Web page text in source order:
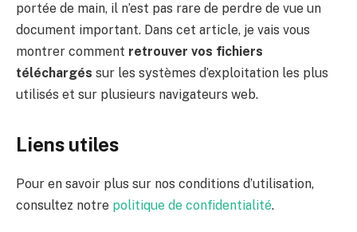
portée de main, il n’est pas rare de perdre de vue un
document important. Dans cet article, je vais vous
montrer comment retrouver vos fichiers
téléchargés sur les systèmes d’exploitation les plus
utilisés et sur plusieurs navigateurs web.
Liens utiles
Pour en savoir plus sur nos conditions d’utilisation,
consultez notre politique de confidentialité.